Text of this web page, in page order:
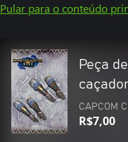
Pular para o conteúdo
Peça
CAPCOM
R$7,00